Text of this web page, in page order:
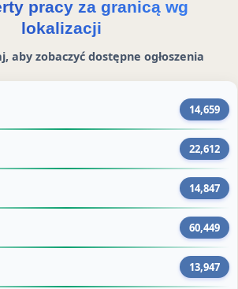
z
e
m
t
o
pracy za granicą wg
lokalizacji
aby zobaczyć dostępne ogłoszenia
14,659
22,612
14,847
60,449
13,947